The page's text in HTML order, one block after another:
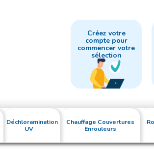
Créez votre
compte pour
commencer votre
sélection
Déchloramination
UV
Chauffage Couvertures
Enrouleurs